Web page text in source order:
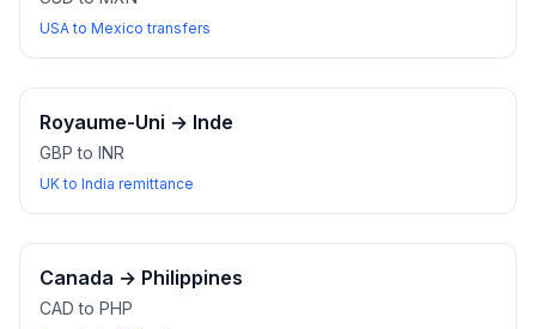
USA to Mexico transfers
Royaume-Uni → Inde
GBP to INR
UK to India remittance
Canada → Philippines
CAD to PHP